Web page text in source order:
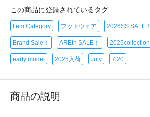
この商品に登録されているタグ
Item Category フットウェア 2026SS SALE！
Brand Sale！ AREth SALE！ 2025collection
early model 2025入荷 July 7.20
商品の説明